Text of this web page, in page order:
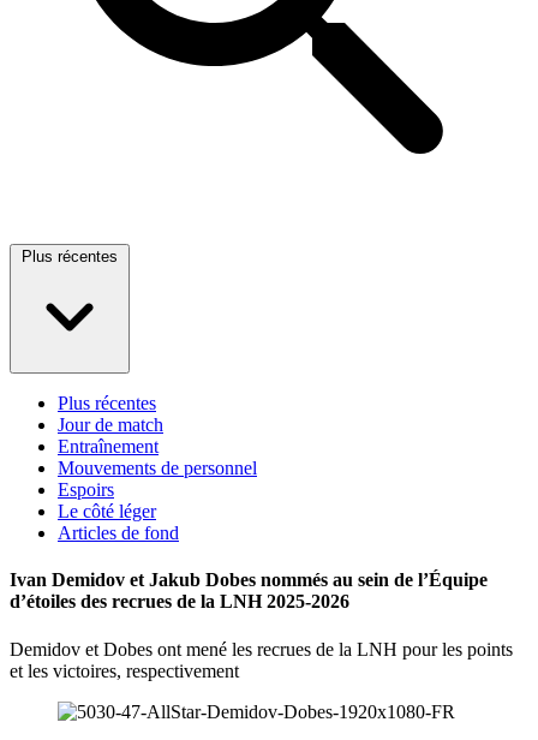
Plus récentes
Plus récentes
Jour de match
Entraînement
Mouvements de personnel
Espoirs
Le côté léger
Articles de fond
Ivan Demidov et Jakub Dobes nommés au sein de l’Équipe
d’étoiles des recrues de la LNH 2025-2026
Demidov et Dobes ont mené les recrues de la LNH pour les points
et les victoires, respectivement